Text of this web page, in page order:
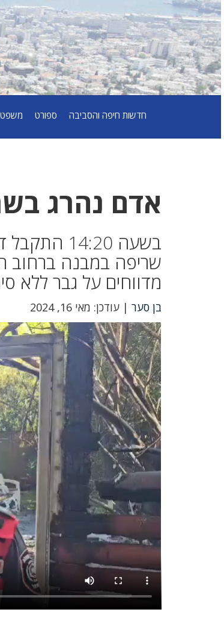
חדשות חיפה והסביבה ספורט משפט
אדם נהרג
שריפה במבנה ברחוב
מדווחים על גבר ללא
בן סער | עודכן: מאי 16, 2024